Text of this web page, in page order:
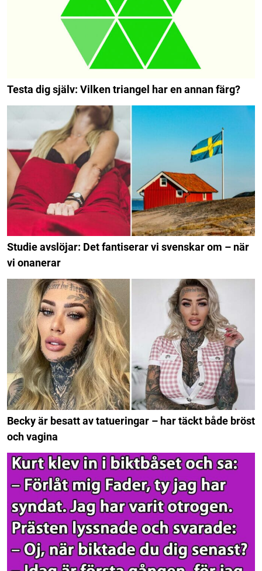
Testa dig själv: Vilken triangel har en annan färg?
Studie avslöjar: Det fantiserar vi svenskar om – när
vi onanerar
Becky är besatt av tatueringar – har täckt både bröst
och vagina